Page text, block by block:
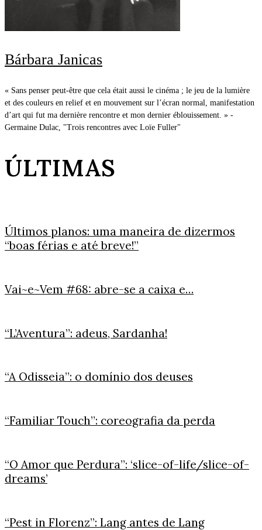
Bárbara Janicas
« Sans penser peut-être que cela était aussi le cinéma ; le jeu de la lumière
et des couleurs en relief et en mouvement sur l’écran normal, manifestation
d’art qui fut ma dernière rencontre et mon dernier éblouissement. » -
Germaine Dulac, "Trois rencontres avec Loïe Fuller"
ÚLTIMAS
Últimos planos: uma maneira de dizermos
“boas férias e até breve!”
Vai~e~Vem #68: abre-se a caixa e…
“L’Aventura”: adeus, Sardanha!
“A Odisseia”: o domínio dos deuses
“Familiar Touch”: coreografia da perda
“O Amor que Perdura”: ‘slice-of-life/slice-of-
dreams’
“Pest in Florenz”: Lang antes de Lang